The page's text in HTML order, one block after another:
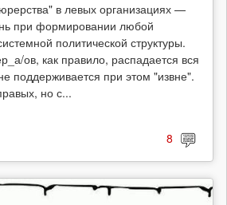
в левых организациях —
при формировании любой
политической структуры.
ов, как правило, распадается вся
поддерживается при этом "извне".
но с...
8